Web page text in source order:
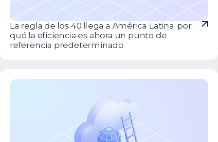
La regla de los 40 llega a América Latina: por
qué la eficiencia es ahora un punto de
referencia predeterminado